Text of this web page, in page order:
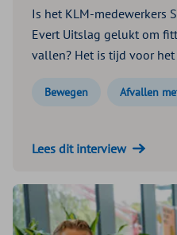
Is het KLM-medewerkers
Evert Uitslag gelukt om
vallen? Het is tijd voor
Bewegen Afvallen
Lees dit interview